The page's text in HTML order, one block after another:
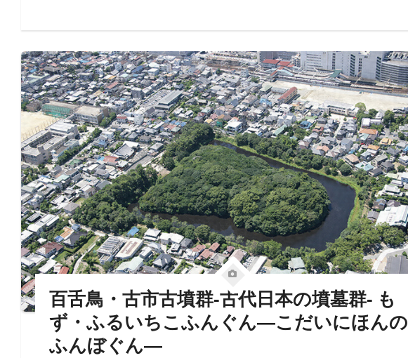
百舌鳥・古市古墳群‐古代日本の墳墓群‐ も
ず・ふるいちこふんぐん―こだいにほんの
ふんぼぐん―